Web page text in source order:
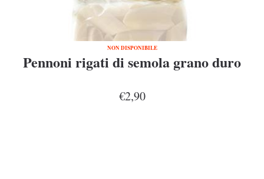
NON DISPONIBILE
Pennoni rigati di semola grano duro
€2,90